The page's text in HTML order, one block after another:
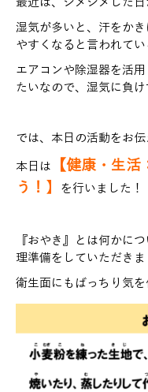
湿気が多いと、汗をか
やすくなると言われてい
エアコンや除湿器を活
たいなので、湿気に負
では、本日の活動をお伝
本日は
【健康・生
う！ 】 を行いました！
『おやき』とは何かに
理準備をしていただきま
衛生面にもばっちり気